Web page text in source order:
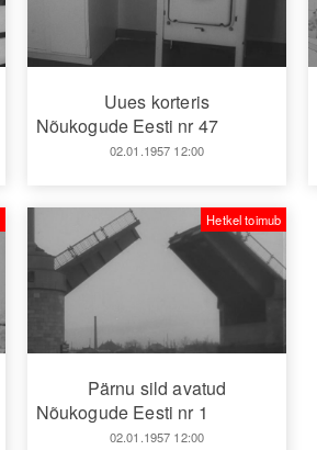
Uues korteris
Nõukogude Eesti nr 47
02.01.1957 12:00
Pärnu sild avatud
Nõukogude Eesti nr 1
02.01.1957 12:00
Hetkel toimub